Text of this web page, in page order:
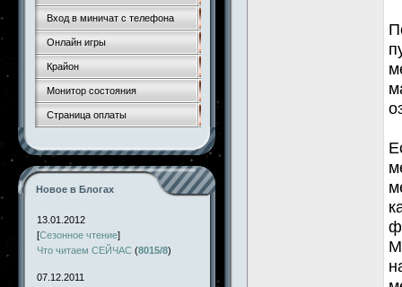
Вход в миничат с телефона
Онлайн игры
Крайон
Монитор состояния
Страница оплаты
Новое в Блогах
13.01.2012
[Сезонное чтение]
Что читаем СЕЙЧАС (8015/8)
07.12.2011